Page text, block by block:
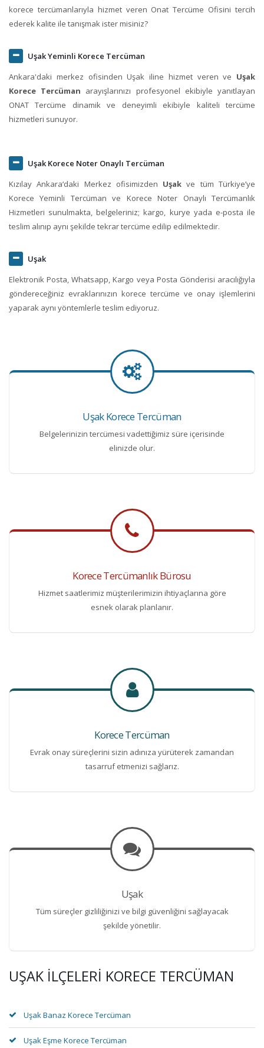
korece tercümanlarıyla hizmet veren Onat Tercüme Ofisini tercih
ederek kalite ile tanışmak ister misiniz?
Uşak Yeminli Korece Tercüman
Ankara'daki merkez ofisinden Uşak iline hizmet veren ve Uşak
Korece Tercüman arayışlarınızı profesyonel ekibiyle yanıtlayan
ONAT Tercüme dinamik ve deneyimli ekibiyle kaliteli tercüme
hizmetleri sunuyor.
Uşak Korece Noter Onaylı Tercüman
Kızılay Ankara‘daki Merkez ofisimizden Uşak ve tüm Türkiye’ye
Korece Yeminli Tercüman ve Korece Noter Onaylı Tercümanlık
Hizmetleri sunulmakta, belgeleriniz; kargo, kurye yada e-posta ile
teslim alınıp aynı şekilde tekrar tercüme edilip edilmektedir.
Uşak
Elektronik Posta, Whatsapp, Kargo veya Posta Gönderisi aracılığıyla
göndereceğiniz evraklarınızın korece tercüme ve onay işlemlerini
yaparak aynı yöntemlerle teslim ediyoruz.
Uşak Korece Tercüman
Belgelerinizin tercümesi vadettiğimiz süre içerisinde
elinizde olur.
Korece Tercümanlık Bürosu
Hizmet saatlerimiz müşterilerimizin ihtiyaçlarına göre
esnek olarak planlanır.
Korece Tercüman
Evrak onay süreçlerini sizin adınıza yürüterek zamandan
tasarruf etmenizi sağlarız.
Uşak
Tüm süreçler gizliliğinizi ve bilgi güvenliğini sağlayacak
şekilde yönetilir.
UŞAK İLÇELERI KORECE TERCÜMAN
Uşak Banaz Korece Tercüman
Uşak Eşme Korece Tercüman